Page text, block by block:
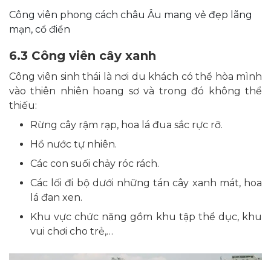
Công viên phong cách châu Âu mang vẻ đẹp lãng
mạn, cổ điển
6.3 Công viên cây xanh
Công viên sinh thái là nơi du khách có thể hòa mình
vào thiên nhiên hoang sơ và trong đó không thể
thiếu:
Rừng cây rậm rạp, hoa lá đua sắc rực rỡ.
Hồ nước tự nhiên.
Các con suối chảy róc rách.
Các lối đi bộ dưới những tán cây xanh mát, hoa
lá đan xen.
Khu vực chức năng gồm khu tập thể dục, khu
vui chơi cho trẻ,…